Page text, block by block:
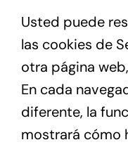
Usted puede
las cookies de
otra página
En cada
diferente, la
mostrará cómo